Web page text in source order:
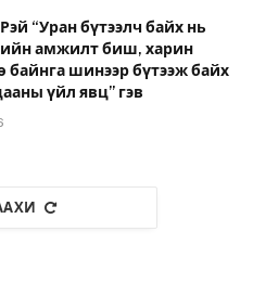
“Уран бүтээлч байх нь
амжилт биш, харин
байнга шинээр бүтээж байх
үйл явц” гэв